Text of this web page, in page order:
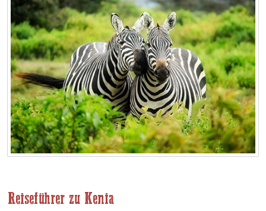
Reiseführer zu Kenia